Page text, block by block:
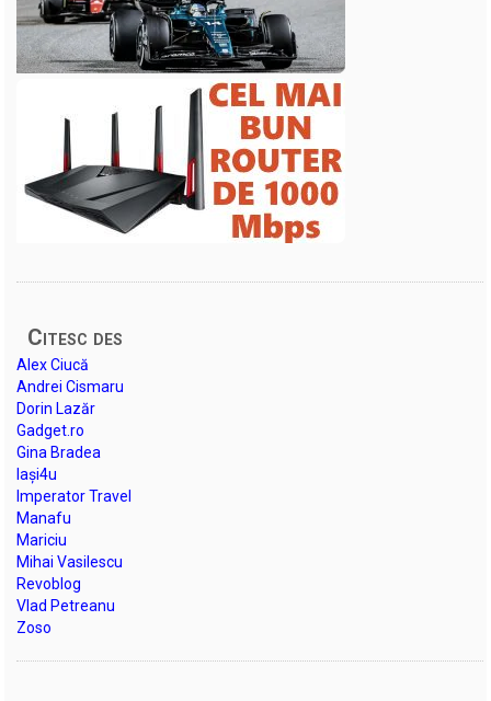
Citesc des
Alex Ciucă
Andrei Cismaru
Dorin Lazăr
Gadget.ro
Gina Bradea
Iași4u
Imperator Travel
Manafu
Mariciu
Mihai Vasilescu
Revoblog
Vlad Petreanu
Zoso